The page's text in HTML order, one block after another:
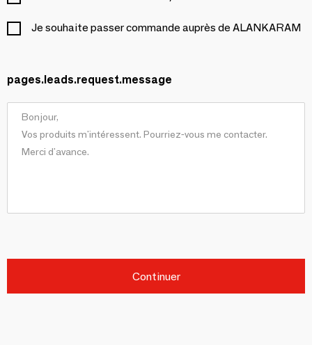
Je souhaite passer commande auprès de ALANKARAM
pages.leads.request.message
Continuer